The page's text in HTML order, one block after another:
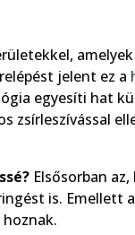
jelent ez a
egyesíti hat
zsírleszívással
Elsősorban
is. Emellett